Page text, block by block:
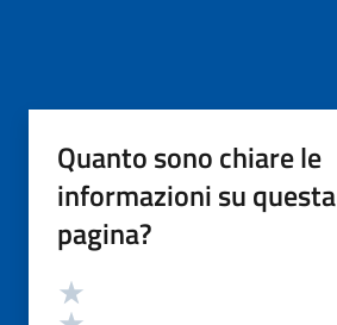
Quanto sono chiare le
informazioni su questa
pagina?
Valutazione